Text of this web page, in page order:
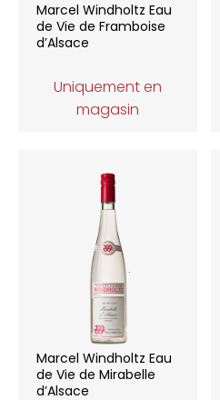
Marcel Windholtz Eau
de Vie de Framboise
d’Alsace
Uniquement en
magasin
Marcel Windholtz Eau
de Vie de Mirabelle
d’Alsace